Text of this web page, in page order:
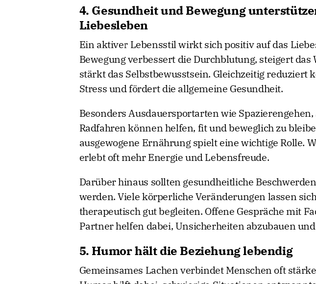
4. Gesundheit und Bewegung
Liebesleben
Ein aktiver Lebensstil wirkt sich positiv auf das
Bewegung verbessert die Durchblutung, steigert
stärkt das Selbstbewusstsein. Gleichzeitig reduziert
Stress und fördert die allgemeine Gesundheit.
Besonders Ausdauersportarten wie
Radfahren können helfen, fit und beweglich zu
ausgewogene Ernährung spielt eine wichtige Rolle.
erlebt oft mehr Energie und Lebensfreude.
Darüber hinaus sollten gesundheitliche
werden. Viele körperliche Veränderungen lassen
therapeutisch gut begleiten. Offene Gespräche mit
Partner helfen dabei, Unsicherheiten abzubauen
5. Humor hält die Beziehung lebendig
Gemeinsames Lachen verbindet Menschen oft